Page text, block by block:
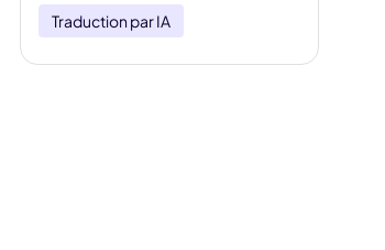
Traduction par IA